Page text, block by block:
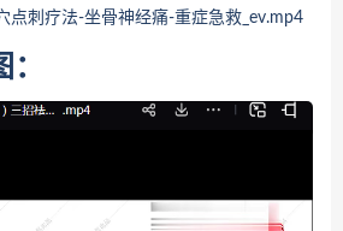
刺疗法-坐骨神经痛-重症急救_ev.mp4